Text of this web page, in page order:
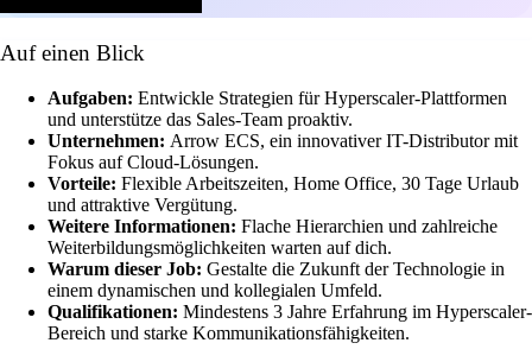
Auf einen Blick
Aufgaben: Entwickle Strategien für Hyperscaler-Plattformen
und unterstütze das Sales-Team proaktiv.
Unternehmen: Arrow ECS, ein innovativer IT-Distributor mit
Fokus auf Cloud-Lösungen.
Vorteile: Flexible Arbeitszeiten, Home Office, 30 Tage Urlaub
und attraktive Vergütung.
Weitere Informationen: Flache Hierarchien und zahlreiche
Weiterbildungsmöglichkeiten warten auf dich.
Warum dieser Job: Gestalte die Zukunft der Technologie in
einem dynamischen und kollegialen Umfeld.
Qualifikationen: Mindestens 3 Jahre Erfahrung im Hyperscaler-
Bereich und starke Kommunikationsfähigkeiten.